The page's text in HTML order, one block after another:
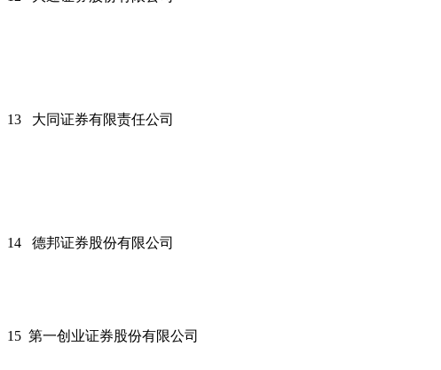
13 大同证券有限责任公司
14 德邦证券股份有限公司
15 第一创业证券股份有限公司